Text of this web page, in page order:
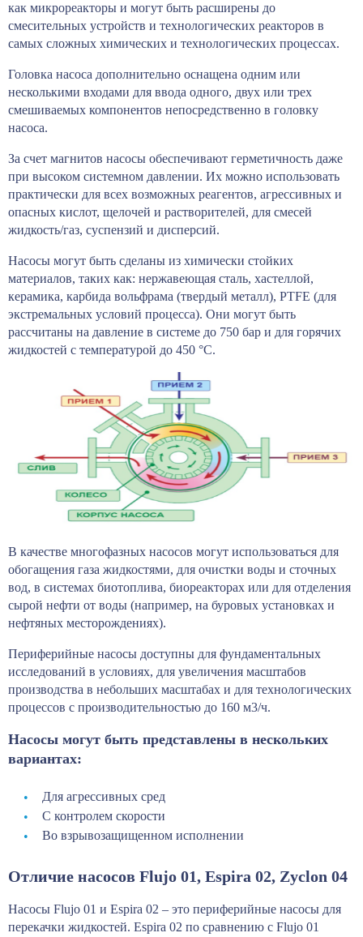
как микрореакторы и могут быть расширены до
смесительных устройств и технологических реакторов в
самых сложных химических и технологических процессах.
Головка насоса дополнительно оснащена одним или
несколькими входами для ввода одного, двух или трех
смешиваемых компонентов непосредственно в головку
насоса.
За счет магнитов насосы обеспечивают герметичность даже
при высоком системном давлении. Их можно использовать
практически для всех возможных реагентов, агрессивных и
опасных кислот, щелочей и растворителей, для смесей
жидкость/газ, суспензий и дисперсий.
Насосы могут быть сделаны из химически стойких
материалов, таких как: нержавеющая сталь, хастеллой,
керамика, карбида вольфрама (твердый металл), PTFE (для
экстремальных условий процесса). Они могут быть
рассчитаны на давление в системе до 750 бар и для горячих
жидкостей с температурой до 450 °C.
В качестве многофазных насосов могут использоваться для
обогащения газа жидкостями, для очистки воды и сточных
вод, в системах биотоплива, биореакторах или для отделения
сырой нефти от воды (например, на буровых установках и
нефтяных месторождениях).
Периферийные насосы доступны для фундаментальных
исследований в условиях, для увеличения масштабов
производства в небольших масштабах и для технологических
процессов с производительностью до 160 м3/ч.
Насосы могут быть представлены в нескольких
вариантах:
Для агрессивных сред
С контролем скорости
Во взрывозащищенном исполнении
Отличие насосов Flujo 01, Espira 02, Zyclon 04
Насосы Flujo 01 и Espira 02 – это периферийные насосы для
перекачки жидкостей. Espira 02 по сравнению с Flujo 01